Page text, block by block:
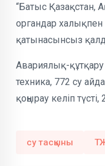
“Батыс Қазақстан,
органдар халықпен
қатынасынсыз
Авариялық-
техника, 772 су
қоңырау келіп
су тасқыны